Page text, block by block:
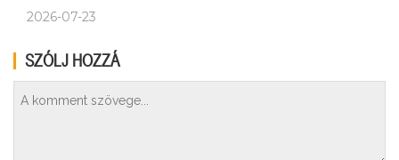
2026-07-23
SZÓLJ HOZZÁ